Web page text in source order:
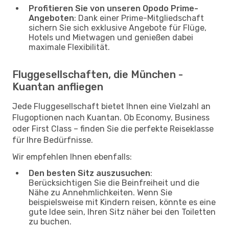
Profitieren Sie von unseren Opodo Prime-
Angeboten: Dank einer Prime-Mitgliedschaft
sichern Sie sich exklusive Angebote für Flüge,
Hotels und Mietwagen und genießen dabei
maximale Flexibilität.
Fluggesellschaften, die München -
Kuantan anfliegen
Jede Fluggesellschaft bietet Ihnen eine Vielzahl an
Flugoptionen nach Kuantan. Ob Economy, Business
oder First Class – finden Sie die perfekte Reiseklasse
für Ihre Bedürfnisse.
Wir empfehlen Ihnen ebenfalls:
Den besten Sitz auszusuchen:
Berücksichtigen Sie die Beinfreiheit und die
Nähe zu Annehmlichkeiten. Wenn Sie
beispielsweise mit Kindern reisen, könnte es eine
gute Idee sein, Ihren Sitz näher bei den Toiletten
zu buchen.